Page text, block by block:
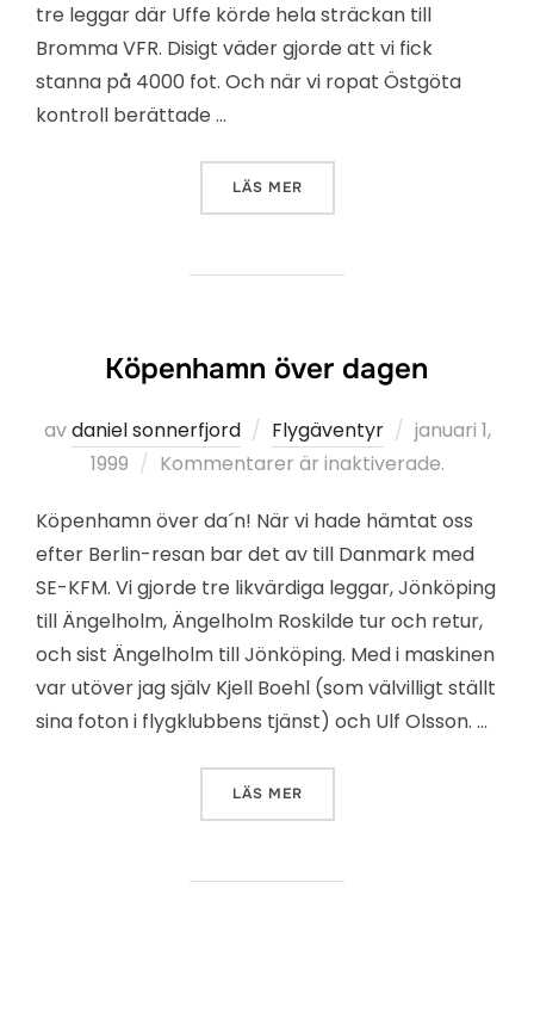
tre leggar där Uffe körde hela sträckan till
Bromma VFR. Disigt väder gjorde att vi fick
stanna på 4000 fot. Och när vi ropat Östgöta
kontroll berättade …
LÄS MER”
Köpenhamn över dagen
avdaniel sonnerfjord Flygäventyr
Publicerat
den
januari 1,
1999
Kommentarer är inaktiverade.
Köpenhamn över da´n! När vi hade hämtat oss
efter Berlin-resan bar det av till Danmark med
SE-KFM. Vi gjorde tre likvärdiga leggar, Jönköping
till Ängelholm, Ängelholm Roskilde tur och retur,
och sist Ängelholm till Jönköping. Med i maskinen
var utöver jag själv Kjell Boehl (som välvilligt ställt
sina foton i flygklubbens tjänst) och Ulf Olsson. …
LÄS MER”